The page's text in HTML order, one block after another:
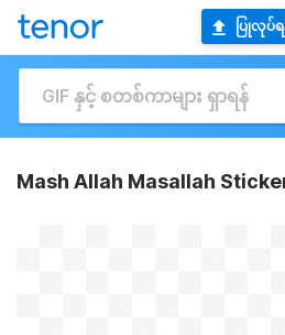
ပြုလုပ်
Mash Allah Masallah